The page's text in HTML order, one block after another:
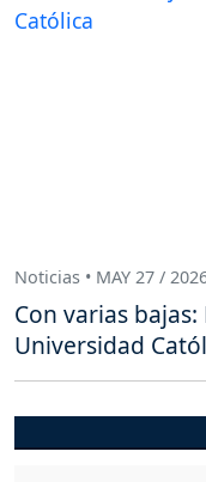
Noticias • MAY 27 /
Con varias bajas:
Universidad